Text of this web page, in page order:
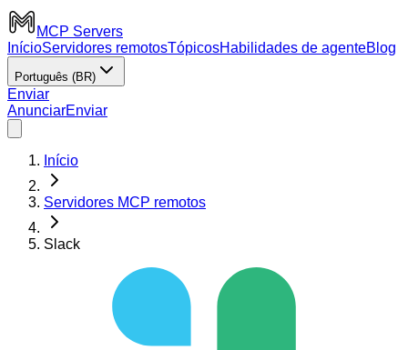
MCP Servers
InícioServidores remotosTópicosHabilidades de agenteBlog
Português (BR)
Enviar
AnunciarEnviar
Início
Servidores MCP remotos
Slack